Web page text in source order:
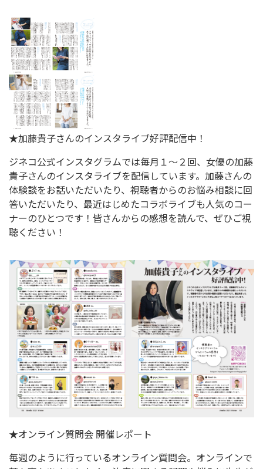
★加藤貴子さんのインスタライブ好評配信中！
ジネコ公式インスタグラムでは毎月１～２回、女優の加藤
貴子さんのインスタライブを配信しています。加藤さんの
体験談をお話いただいたり、視聴者からのお悩み相談に回
答いただいたり、最近はじめたコラボライブも人気のコー
ナーのひとつです！皆さんからの感想を読んで、ぜひご視
聴ください！
★オンライン質問会 開催レポート
毎週のように行っているオンライン質問会。オンラインで